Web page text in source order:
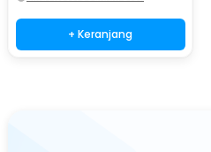
+ Keranjang